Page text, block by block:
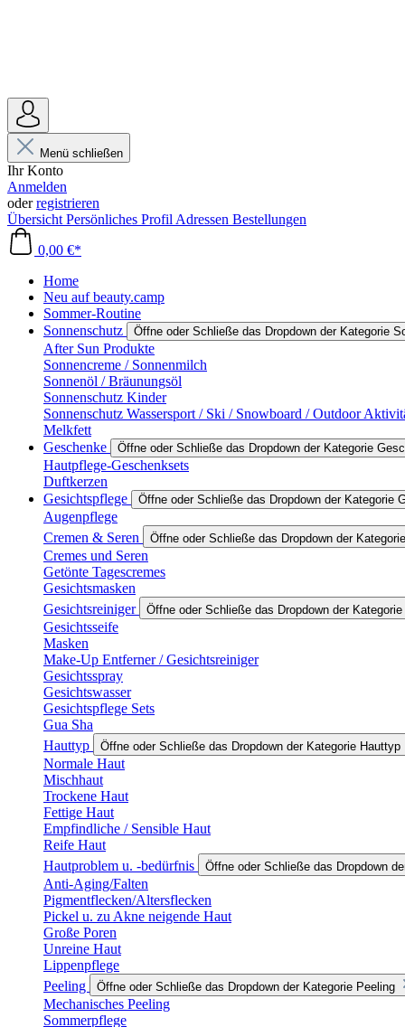
Menü schließen
Ihr Konto
Anmelden
oderregistrieren
Übersicht Persönliches Profil Adressen Bestellungen
0,00 €*
Home
Neu auf beauty.camp
Sommer-Routine
Sonnenschutz
Öffne oder Schließe das Dropdown der Kategorie
After Sun Produkte
Sonnencreme / Sonnenmilch
Sonnenöl / Bräunungsöl
Sonnenschutz Kinder
Sonnenschutz Wassersport / Ski / Snowboard / Outdoor
Melkfett
Geschenke
Öffne oder Schließe das Dropdown der Kategorie
Hautpflege-Geschenksets
Duftkerzen
Gesichtspflege
Öffne oder Schließe das Dropdown der Kategorie
Augenpflege
Cremen & Seren
Öffne oder Schließe das Dropdown der
Cremes und Seren
Getönte Tagescremes
Gesichtsmasken
Gesichtsreiniger
Öffne oder Schließe das Dropdown der
Gesichtsseife
Masken
Make-Up Entferner / Gesichtsreiniger
Gesichtsspray
Gesichtswasser
Gesichtspflege Sets
Gua Sha
Hauttyp
Öffne oder Schließe das Dropdown der Kategorie Hauttyp
Normale Haut
Mischhaut
Trockene Haut
Fettige Haut
Empfindliche / Sensible Haut
Reife Haut
Hautproblem u. -bedürfnis
Öffne oder Schließe das Dropdown
Anti-Aging/Falten
Pigmentflecken/Altersflecken
Pickel u. zu Akne neigende Haut
Große Poren
Unreine Haut
Lippenpflege
Peeling
Öffne oder Schließe das Dropdown der Kategorie Peeling
Mechanisches Peeling
Sommerpflege